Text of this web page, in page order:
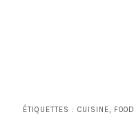
ÉTIQUETTES : CUISINE, FOOD